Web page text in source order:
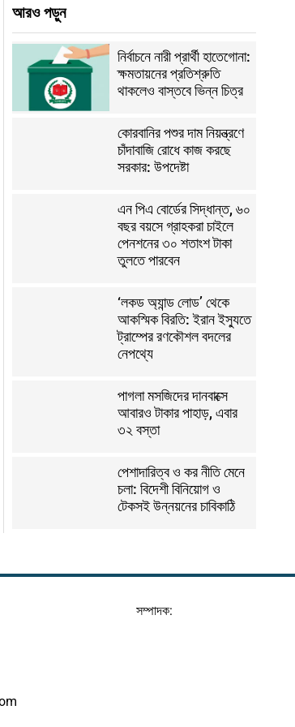
আরও পড়ুন
নির্বাচনে নারী প্রার্থী হাতেগোনা:
ক্ষমতায়নের প্রতিশ্রুতি
থাকলেও বাস্তবে ভিন্ন চিত্র
কোরবানির পশুর দাম নিয়ন্ত্রণে
চাঁদাবাজি রোধে কাজ করছে
সরকার: উপদেষ্টা
এন পিএ বোর্ডের সিদ্ধান্ত, ৬০
বছর বয়সে গ্রাহকরা চাইলে
পেনশনের ৩০ শতাংশ টাকা
তুলতে পারবেন
‘লকড অ্যান্ড লোড’ থেকে
আকস্মিক বিরতি: ইরান ইস্যুতে
ট্রাম্পের রণকৌশল বদলের
নেপথ্যে
পাগলা মসজিদের দানবাক্সে
আবারও টাকার পাহাড়, এবার
৩২ বস্তা
পেশাদারিত্ব ও কর নীতি মেনে
চলা: বিদেশী বিনিয়োগ ও
টেকসই উন্নয়নের চাবিকাঠি
সম্পাদক: